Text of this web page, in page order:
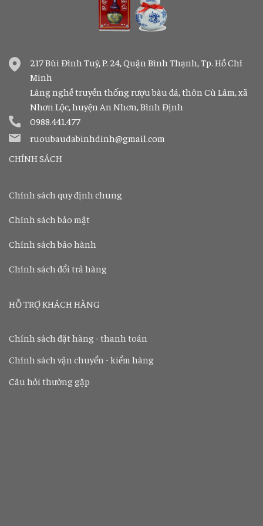
217 Bùi Đình Tuý, P. 24, Quận Bình Thạnh, Tp. Hồ Chí
Minh
Làng nghề truyền thống rượu bàu đá, thôn Cù Lâm, xã
Nhơn Lộc, huyện An Nhơn, Bình Định
0988.441.477
ruoubaudabinhdinh@gmail.com
CHÍNH SÁCH
Chính sách quy định chung
Chính sách bảo mật
Chính sách bảo hành
Chính sách đổi trả hàng
HỖ TRỢ KHÁCH HÀNG
Chính sách đặt hàng - thanh toán
Chính sách vận chuyển - kiểm hàng
Câu hỏi thường gặp